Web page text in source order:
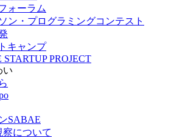
ォーラム
ン・プログラミングコンテスト
キャンプ
STARTUP PROJECT
い
SABAE
について